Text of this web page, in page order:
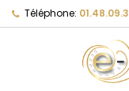
Téléphone: